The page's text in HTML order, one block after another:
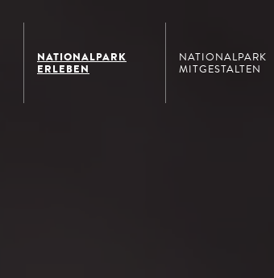
NATIONALPARK
ERLEBEN
NATIONALPARK
MITGESTALTEN